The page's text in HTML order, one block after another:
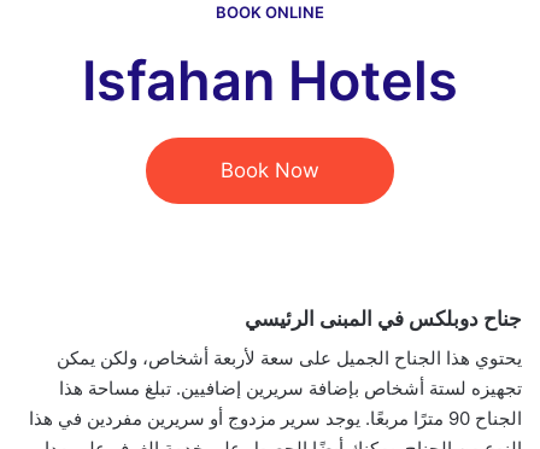
BOOK ONLINE
Isfahan Hotels
Book Now
جناح دوبلكس في المبنى الرئيسي
يحتوي هذا الجناح الجميل على سعة لأربعة أشخاص، ولكن يمكن
تجهيزه لستة أشخاص بإضافة سريرين إضافيين. تبلغ مساحة هذا
الجناح 90 مترًا مربعًا. يوجد سرير مزدوج أو سريرين مفردين في هذا